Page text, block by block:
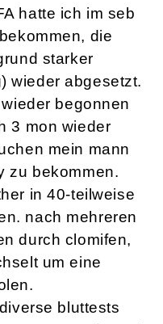
hatte ich im seb
die
starker
wieder abgesetzt.
begonnen
3 mon wieder
mein mann
zu bekommen.
in 40-teilweise
nach mehreren
durch clomifen,
um eine
bluttests